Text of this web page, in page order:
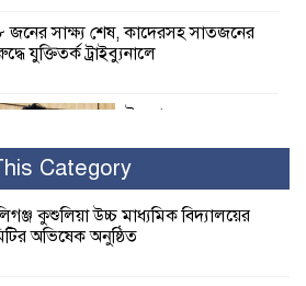
জনের সাক্ষ্য শেষ, কাদেরসহ সাতজনের
যুক্তিতর্ক ট্রাইব্যুনালে
ইসলামের সবচেয়ে
নুর
মাসে সরকারের দোষ দিচ্ছেন, আপনারা
Category
কুশুলিয়া উচ্চ মাধ্যমিক বিদ্যালয়ের
অভিষেক অনুষ্ঠিত